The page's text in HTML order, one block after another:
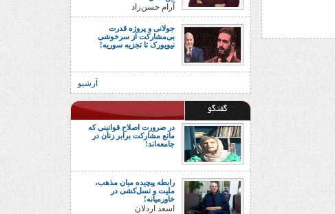
آرام حسن‌زاد
جولانی و پروژه قدرت
بی‌مشارکت از سرخوشی
نیویورک تا تجزیه سوریه!
آرشیو
گفتگو
در ضرورت اصلاح قوانینی که
مانع مشارکت برابر زنان در
جامعه‌اند!
رابطه پیچیده میان مذهب،
ملیت و نسل‌کشی در
خاورمیانه!
اسعد اردلان